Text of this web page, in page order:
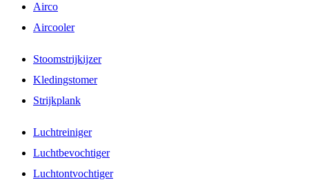
Airco
Aircooler
Stoomstrijkijzer
Kledingstomer
Strijkplank
Luchtreiniger
Luchtbevochtiger
Luchtontvochtiger